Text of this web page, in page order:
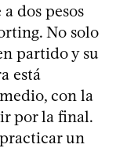
dos pesos
No solo
partido y su
está
con la
por la final.
un